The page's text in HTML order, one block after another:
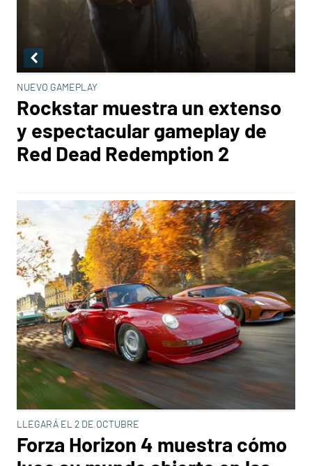
NUEVO GAMEPLAY
Rockstar muestra un extenso
y espectacular gameplay de
Red Dead Redemption 2
LLEGARÁ EL 2 DE OCTUBRE
Forza Horizon 4 muestra cómo